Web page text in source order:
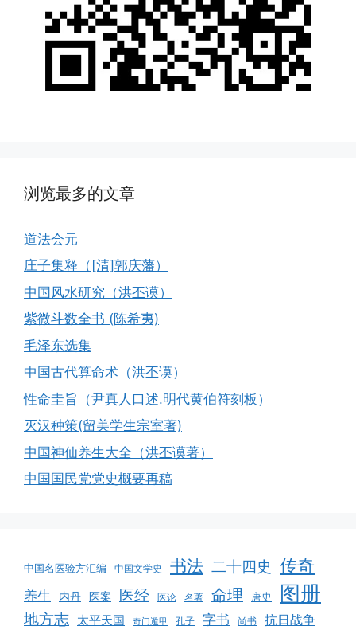
浏览最多的文章
道法会元
庄子集释（[清]郭庆藩）
中国风水研究（洪丕谟）
紫微斗数全书 (陈希夷)
毛泽东选集
中国古代算命术（洪丕谟）
性命圭旨（尹真人口述.明代黄伯符刻板）
灭汉种策(留美学生宗室著)
中国神仙养生大全（洪丕谟著）
中国国民党党史概要再稿
中国名医验方汇编 中国文学史 书法 二十四史 传奇
养生 内丹 医案 医经 医论 名著 命理 唐史 图册
地方志 太平天国 奇门遁甲 孔子 字书 尚书 抗日战争